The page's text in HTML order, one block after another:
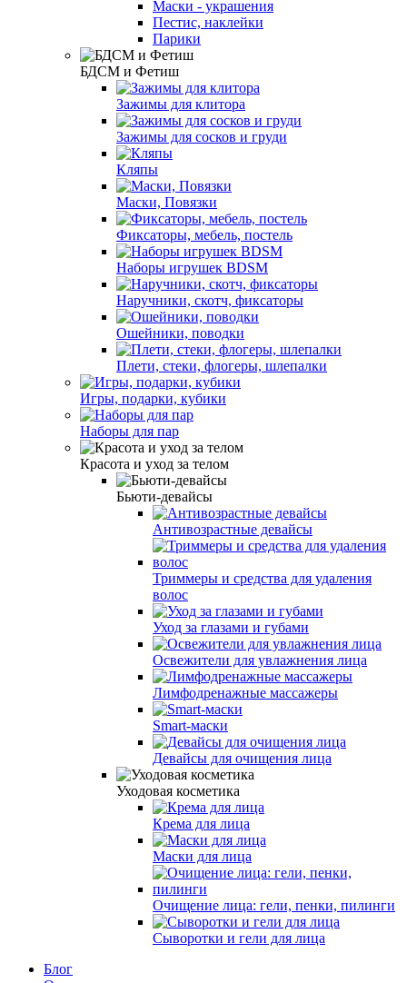
Маски - украшения
Пестис, наклейки
Парики
БДСМ и Фетиш
Зажимы для клитора
Зажимы для сосков и груди
Кляпы
Маски, Повязки
Фиксаторы, мебель, постель
Наборы игрушек BDSM
Наручники, скотч, фиксаторы
Ошейники, поводки
Плети, стеки, флогеры, шлепалки
Игры, подарки, кубики
Наборы для пар
Красота и уход за телом
Бьюти-девайсы
Антивозрастные девайсы
Триммеры и средства для удаления
волос
Уход за глазами и губами
Освежители для увлажнения лица
Лимфодренажные массажеры
Smart-маски
Девайсы для очищения лица
Уходовая косметика
Крема для лица
Маски для лица
Очищение лица: гели, пенки, пилинги
Сыворотки и гели для лица
Блог